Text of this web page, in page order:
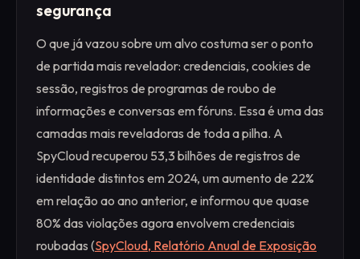
segurança
O que já vazou sobre um alvo costuma ser o ponto
de partida mais revelador: credenciais, cookies de
sessão, registros de programas de roubo de
informações e conversas em fóruns. Essa é uma das
camadas mais reveladoras de toda a pilha. A
SpyCloud recuperou 53,3 bilhões de registros de
identidade distintos em 2024, um aumento de 22%
em relação ao ano anterior, e informou que quase
80% das violações agora envolvem credenciais
roubadas (SpyCloud, Relatório Anual de Exposição